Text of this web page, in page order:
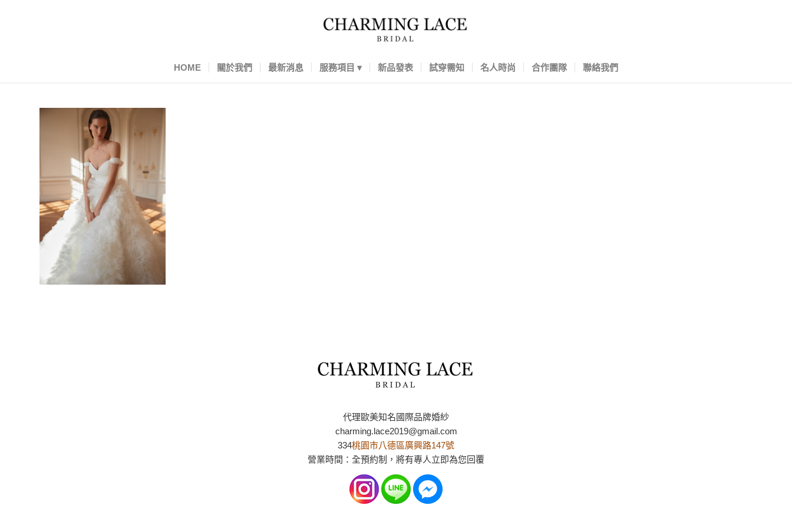
HOME 關於我們 最新消息 服務項目 新品發表 試穿需知 名人時尚 合作團隊 聯絡我們
代理歐美知名國際品牌婚紗
charming.lace2019@gmail.com
334桃園市八德區廣興路147號
營業時間：全預約制，將有專人立即為您回覆